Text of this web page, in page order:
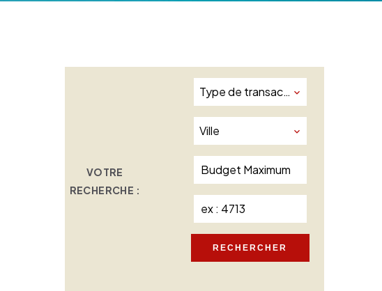
VOTRE
RECHERCHE :
Type de transaction
Ville
RECHERCHER